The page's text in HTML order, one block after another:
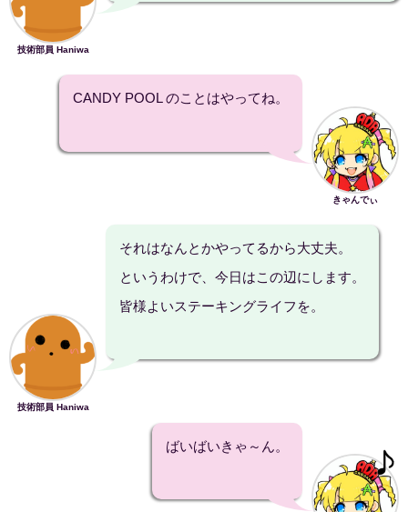
技術部員 Haniwa
CANDY POOL のことはやってね。
きゃんでぃ
技術部員 Haniwa
それはなんとかやってるから大丈夫。
というわけで、今日はこの辺にします。
皆様よいステーキングライフを。
ばいばいきゃ～ん。